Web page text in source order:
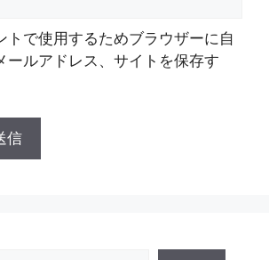
トで使用するためブラウザーに自
ールアドレス、サイトを保存す